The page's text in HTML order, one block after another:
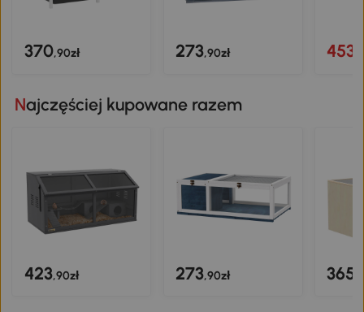
370,90zł 273,90zł 453
Najczęściej kupowane razem
423,90zł 273,90zł 365